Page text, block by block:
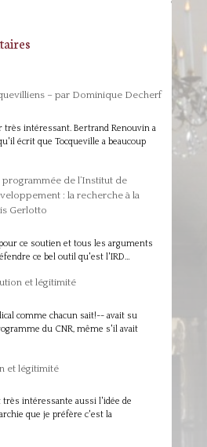
– par Dominique Decherf
très intéressant. Bertrand Renouvin a
écrit que Tocqueville a beaucoup
programmée de l’Institut de
: la recherche à la
Gerlotto
ce soutien et tous les arguments
ce bel outil qu'est l'IRD…
et légitimité
comme chacun sait!-- avait su
du CNR, même s'il avait
et légitimité
intéressante aussi l'idée de
que je préfère c'est la